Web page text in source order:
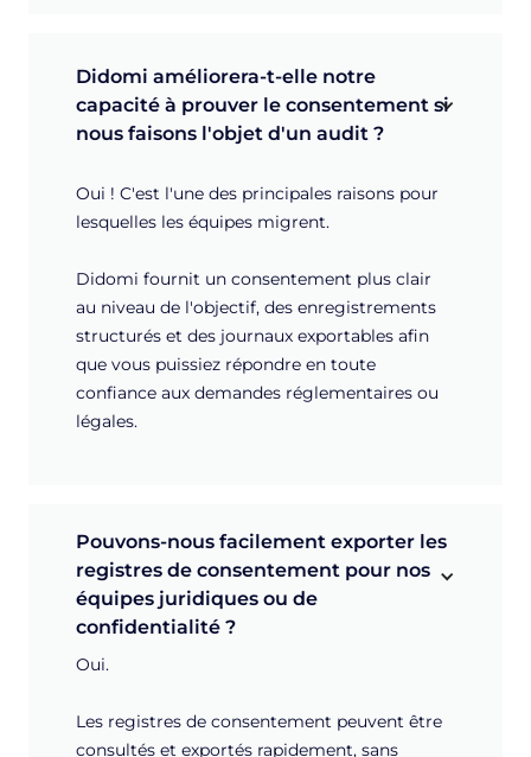
Didomi améliorera-t-elle notre
capacité à prouver le consentement si
nous faisons l'objet d'un audit ?
Oui ! C'est l'une des principales raisons pour
lesquelles les équipes migrent.
Didomi fournit un consentement plus clair
au niveau de l'objectif, des enregistrements
structurés et des journaux exportables afin
que vous puissiez répondre en toute
confiance aux demandes réglementaires ou
légales.
Pouvons-nous facilement exporter les
registres de consentement pour nos
équipes juridiques ou de
confidentialité ?
Oui.
Les registres de consentement peuvent être
consultés et exportés rapidement, sans